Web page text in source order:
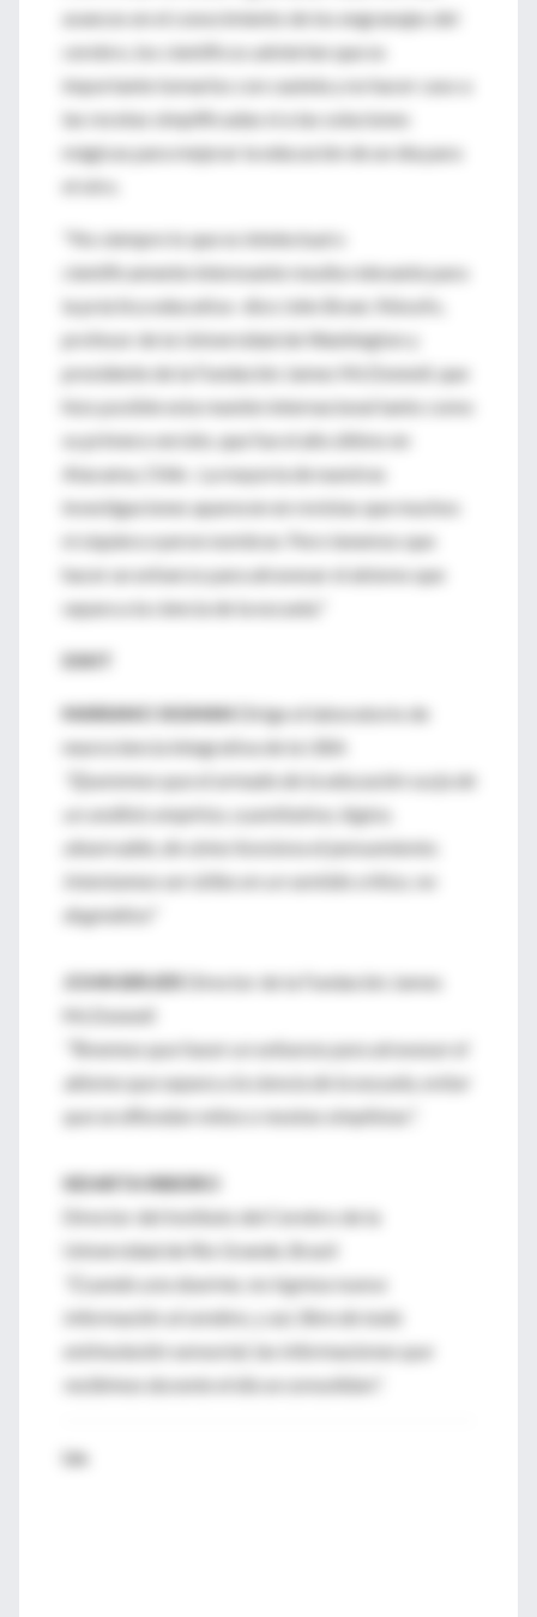
avances en el conocimiento de los engranajes del
cerebro, los científicos advierten que es
importante tomarlos con cautela y no hacer caso a
las recetas simplificadas ni a las soluciones
mágicas para mejorar la educación de un día para
el otro.
"No siempre lo que es intelectual o
científicamente interesante resulta relevante para
la práctica educativa -dice John Bruer, filósofo,
profesor de la Universidad de Washington y
presidente de la Fundación James McDonnell, que
hizo posible esta reunión internacional tanto como
su primera versión, que fue el año último en
Atacama, Chile-. La mayoría de nuestras
investigaciones aparecen en revistas que muchos
ni siquiera oyeron nombrar. Pero tenemos que
hacer un esfuerzo para atravesar el abismo que
separa a la ciencia de la escuela."
DIXIT
MARIANO SIGMAN Dirige el laboratorio de
neurociencia integrativa de la UBA
"Queremos que el armado de la educación surja de
un análisis empírico, cuantitativo, lógico,
observable, de cómo funciona el pensamiento.
Intentamos ser útiles en un sentido crítico, no
dogmático"
JOHN BRUER
Director de la Fundación James
McDonnell
"Tenemos que hacer un esfuerzo para atravesar el
abismo que separa a la ciencia de la escuela, evitar
que se difundan mitos o recetas simplistas".
SIDARTA RIBEIRO
Director del Instituto del Cerebro de la
Universidad de Río Grande, Brasil
"Cuando uno duerme, no ingresa nueva
información al cerebro, y así, libre de toda
estimulación sensorial, las informaciones que
recibimos durante el día se consolidan".
Un